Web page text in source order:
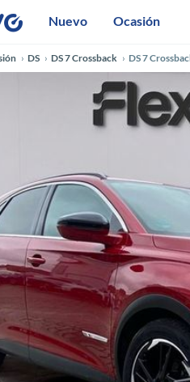
Nuevo Ocasión
DS DS 7 Crossback DS 7